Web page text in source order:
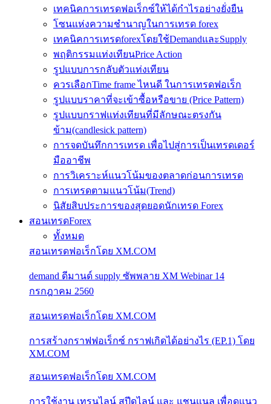
เทคนิคการเทรดฟอเร็กซ์ให้ได้กำไรอย่างยั่งยืน
โซนแห่งความชำนาญในการเทรด forex
เทคนิคการเทรดforexโดยใช้DemandและSupply
พฤติกรรมแท่งเทียนPrice Action
รูปแบบการกลับตัวแท่งเทียน
ควรเลือกTime frame ไหนดี ในการเทรดฟอเร็ก
รูปแบบราคาที่จะเข้าซื้อหรือขาย (Price Pattern)
รูปแบบกราฟแท่งเทียนที่มีลักษณะตรงกัน
ข้าม(candlesick pattern)
การจดบันทึกการเทรด เพื่อไปสู่การเป็นเทรดเดอร์
มืออาชีพ
การวิเคราะห์แนวโน้มของตลาดก่อนการเทรด
การเทรดตามแนวโน้ม(Trend)
นิสัยสิบประการของสุดยอดนักเทรด Forex
สอนเทรดForex
ทั้งหมด
สอนเทรดฟอเร็กโดย XM.COM
demand ดีมานด์ supply ซัพพลาย XM Webinar 14
กรกฎาคม 2560
สอนเทรดฟอเร็กโดย XM.COM
การสร้างกราฟฟอเร็กซ์ กราฟเกิดได้อย่างไร (EP.1) โดย
XM.COM
สอนเทรดฟอเร็กโดย XM.COM
การใช้งาน เทรนไลน์ สปีดไลน์ และ แชนแนล เพื่อดูแนว